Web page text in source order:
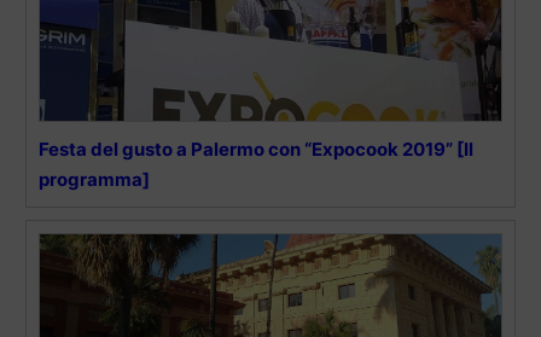
Festa del gusto a Palermo con “Expocook 2019” [Il
programma]